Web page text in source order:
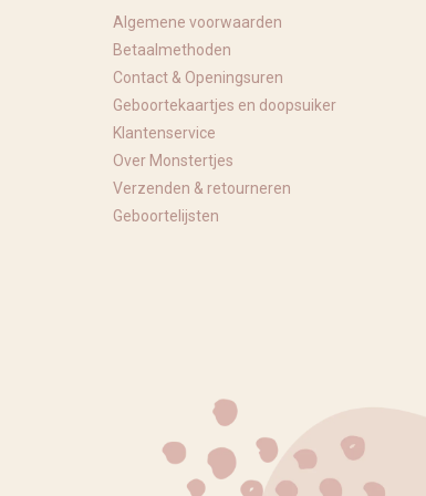
Algemene voorwaarden
Betaalmethoden
Contact & Openingsuren
Geboortekaartjes en doopsuiker
Klantenservice
Over Monstertjes
Verzenden & retourneren
Geboortelijsten